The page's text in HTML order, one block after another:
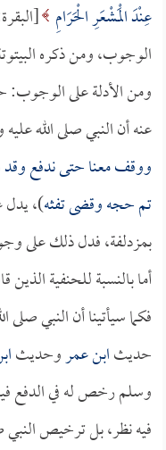
عِنْدَ الْمَشْعَرِ الْحَرَامِ
الوجوب، ومن ذكره
ومن الأدلة على
عنه أن النبي صلى الله
ووقف معنا حتى ندفع وقد
تم حجه وقضى تفثه)، يدل
بمزدلفة، فدل ذلك على
أما بالنسبة للحنفية الذين
فكما سيأتينا أن النبي
حديثابن عمروحديث
وسلم رخص له في الدفع
فيه نظر، بل ترخيص النبي